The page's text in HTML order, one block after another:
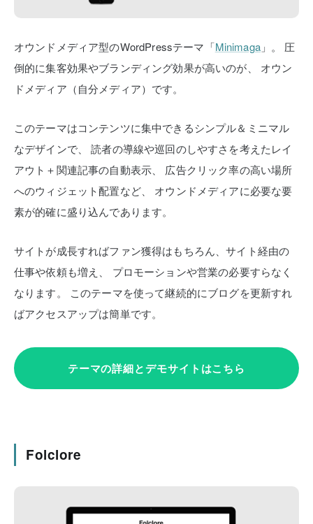
オウンドメディア型のWordPressテーマ「Minimaga」。
圧
倒的に集客効果やブランディング効果が高いのが、
オウン
ドメディア（自分メディア）です。
このテーマはコンテンツに集中できるシンプル＆ミニマル
なデザインで、
読者の導線や巡回のしやすさを考えたレイ
アウト＋関連記事の自動表示、
広告クリック率の高い場所
へのウィジェット配置など、
オウンドメディアに必要な要
素が的確に盛り込んであります。
サイトが成長すればファン獲得はもちろん、サイト経由の
仕事や依頼も増え、
プロモーションや営業の必要すらなく
なります。
このテーマを使って継続的にブログを更新すれ
ばアクセスアップは簡単です。
テーマの詳細とデモサイトはこちら
Folclore